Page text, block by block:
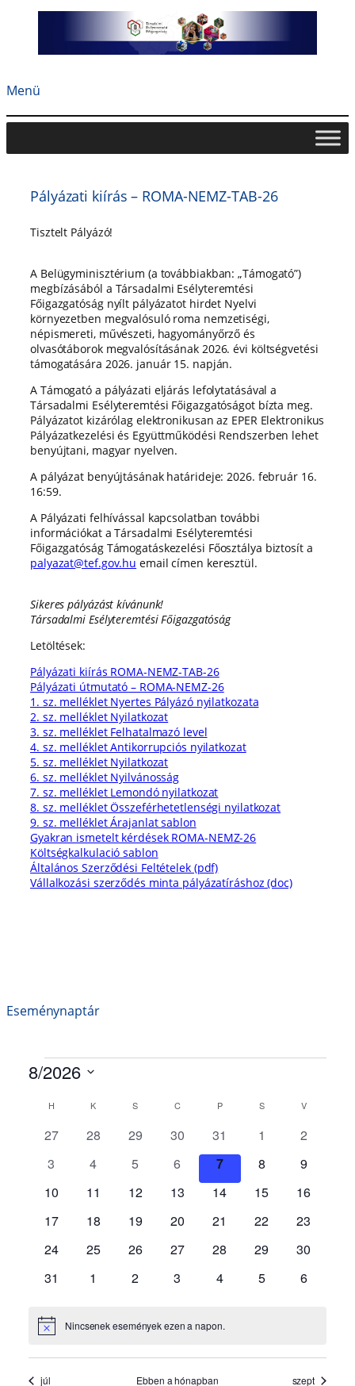
Menü
Pályázati kiírás – ROMA-NEMZ-TAB-26
Tisztelt Pályázó!
A Belügyminisztérium (a továbbiakban: „Támogató”)
megbízásából a Társadalmi Esélyteremtési
Főigazgatóság nyílt pályázatot hirdet Nyelvi
környezetben megvalósuló roma nemzetiségi,
népismereti, művészeti, hagyományőrző és
olvasótáborok megvalósításának 2026. évi költségvetési
támogatására 2026. január 15. napján.
A Támogató a pályázati eljárás lefolytatásával a
Társadalmi Esélyteremtési Főigazgatóságot bízta meg.
Pályázatot kizárólag elektronikusan az EPER Elektronikus
Pályázatkezelési és Együttműködési Rendszerben lehet
benyújtani, magyar nyelven.
A pályázat benyújtásának határideje: 2026. február 16.
16:59.
A Pályázati felhívással kapcsolatban további
információkat a Társadalmi Esélyteremtési
Főigazgatóság Támogatáskezelési Főosztálya biztosít a
palyazat@tef.gov.hu email címen keresztül.
Sikeres pályázást kívánunk!
Társadalmi Esélyteremtési Főigazgatóság
Letöltések:
Pályázati kiírás ROMA-NEMZ-TAB-26
Pályázati útmutató – ROMA-NEMZ-26
1. sz. melléklet Nyertes Pályázó nyilatkozata
2. sz. melléklet Nyilatkozat
3. sz. melléklet Felhatalmazó level
4. sz. melléklet Antikorrupciós nyilatkozat
5. sz. melléklet Nyilatkozat
6. sz. melléklet Nyilvánosság
7. sz. melléklet Lemondó nyilatkozat
8. sz. melléklet Összeférhetetlenségi nyilatkozat
9. sz. melléklet Árajanlat sablon
Gyakran ismetelt kérdések ROMA-NEMZ-26
Költségkalkulació sablon
Általános Szerződési Feltételek (pdf)
Vállalkozási szerződés minta pályázatíráshoz (doc)
Eseménynaptár